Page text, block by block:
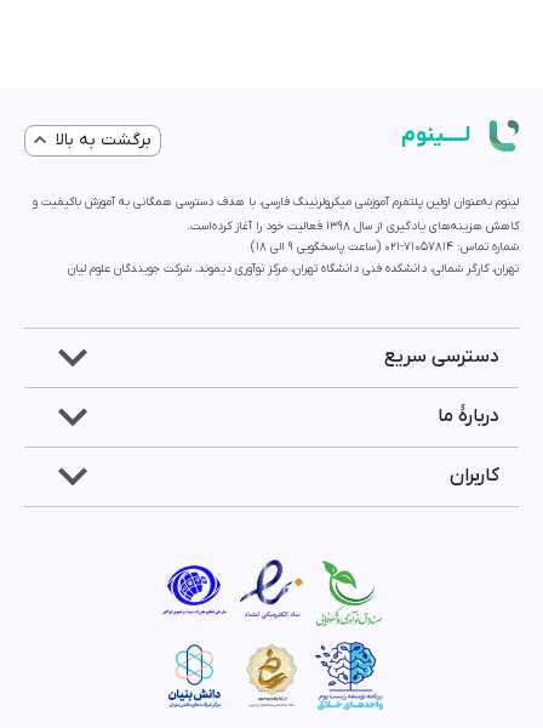
لــــینوم برگشت به بالا
لینوم به‌عنوان اولین پلتفرم آموزشی میکرولرنینگ فارسی، با هدف دسترسی همگانی به آموزش باکیفیت و
کاهش هزینه‌های یادگیری از سال 1398 فعالیت خود را آغاز کرده‌است.
شماره تماس: 71057814-021 (ساعت پاسخگویی ۹ الی ۱۸)
تهران، کارگر شمالی، دانشکده فنی دانشگاه تهران، مرکز نوآوری دیموند، شرکت جویندگان علوم لیان
دسترسی سریع
دربارۀ ما
کاربران